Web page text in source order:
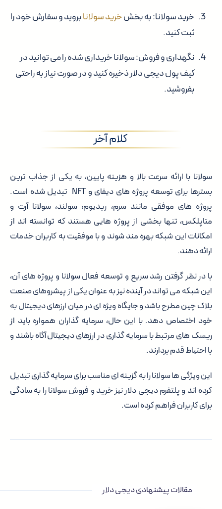
خرید سولانا: به بخشخرید سولانابروید و سفارش خود را
ثبت کنید.
نگهداری و فروش: سولانا خریداری شده را می توانید در
کیف پول دیجی دلار ذخیره کنید و در صورت نیاز به راحتی
بفروشید.
کلام آخر
سولانا با ارائه سرعت بالا و هزینه پایین، به یکی از جذاب ترین
بسترها برای توسعه پروژه های دیفای و NFT تبدیل شده است.
پروژه های موفقی مانند سرم، ریدیوم، سولند، سولانا آرت و
متاپلکس، تنها بخشی از پروژه هایی هستند که توانسته اند از
امکانات این شبکه بهره مند شوند و با موفقیت به کاربران خدمات
ارائه دهند.
با در نظر گرفتن رشد سریع و توسعه فعال سولانا و پروژه های آن،
این شبکه می تواند در آینده نیز به عنوان یکی از پیشروهای صنعت
بلاک چین مطرح باشد و جایگاه ویژه ای در میان ارزهای دیجیتال به
خود اختصاص دهد. با این حال، سرمایه گذاران همواره باید از
ریسک های مرتبط با سرمایه گذاری در ارزهای دیجیتال آگاه باشند و
با احتیاط قدم بردارند.
این ویژگی ها سولانا را به گزینه ای مناسب برای سرمایه گذاری تبدیل
کرده اند و پلتفرم دیجی دلار نیز خرید و فروش سولانا را به سادگی
برای کاربران فراهم کرده است.
مقالات پیشنهادی دیجی دلار